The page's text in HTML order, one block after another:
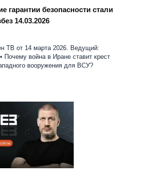
гарантии безопасности стали
14.03.2026
ТВ от 14 марта 2026. Ведущий:
Почему война в Иране ставит крест
вооружения для ВСУ?